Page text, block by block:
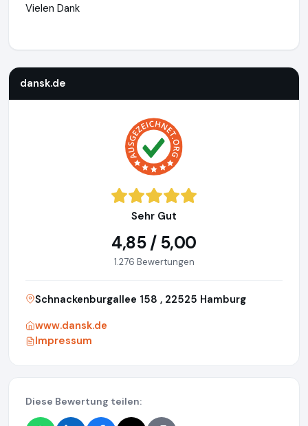
Vielen Dank
dansk.de
Sehr Gut
4,85 / 5,00
1.276 Bewertungen
Schnackenburgallee 158 , 22525 Hamburg
www.dansk.de
Impressum
Diese Bewertung teilen: